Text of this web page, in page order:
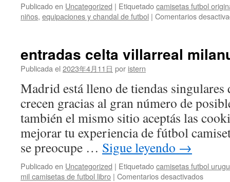
Publicado en Uncategorized | Etiquetadocamisetas futbol
niños, equipaciones y chandal de futbol | Comentarios
entradas celta villarreal
Publicada el 2023年4月11日 por istern
Madrid está lleno de tiendas singulares
crecen gracias al gran número de
también el mismo sitio aceptás las
mejorar tu experiencia de fútbol
se preocupe … Sigue leyendo →
Publicado en Uncategorized | Etiquetadocamisetas futbol
mil camisetas de futbol libro | Comentarios desactivadosen